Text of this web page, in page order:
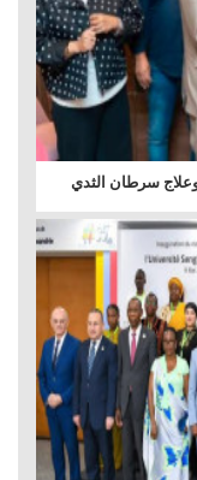
سرطان الثدي